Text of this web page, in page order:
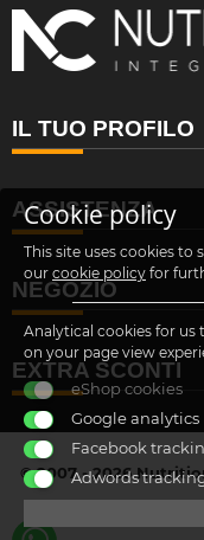
IL TUO PROFILO
ASSISTENZA
NEGOZIO
EXTRA SCONTI
© 2007 - 2026
Cookie policy
This site uses cookies
our cookie policy for
Analytical cookies for us
on your page view
eShop cookies
Google analytics
Facebook
Adwords